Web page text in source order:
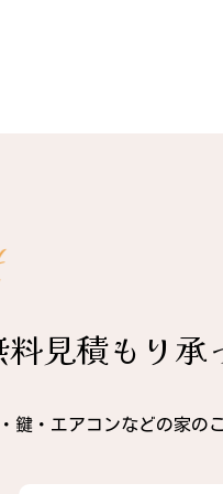
料見積もり承
鍵・エアコンなどの家の